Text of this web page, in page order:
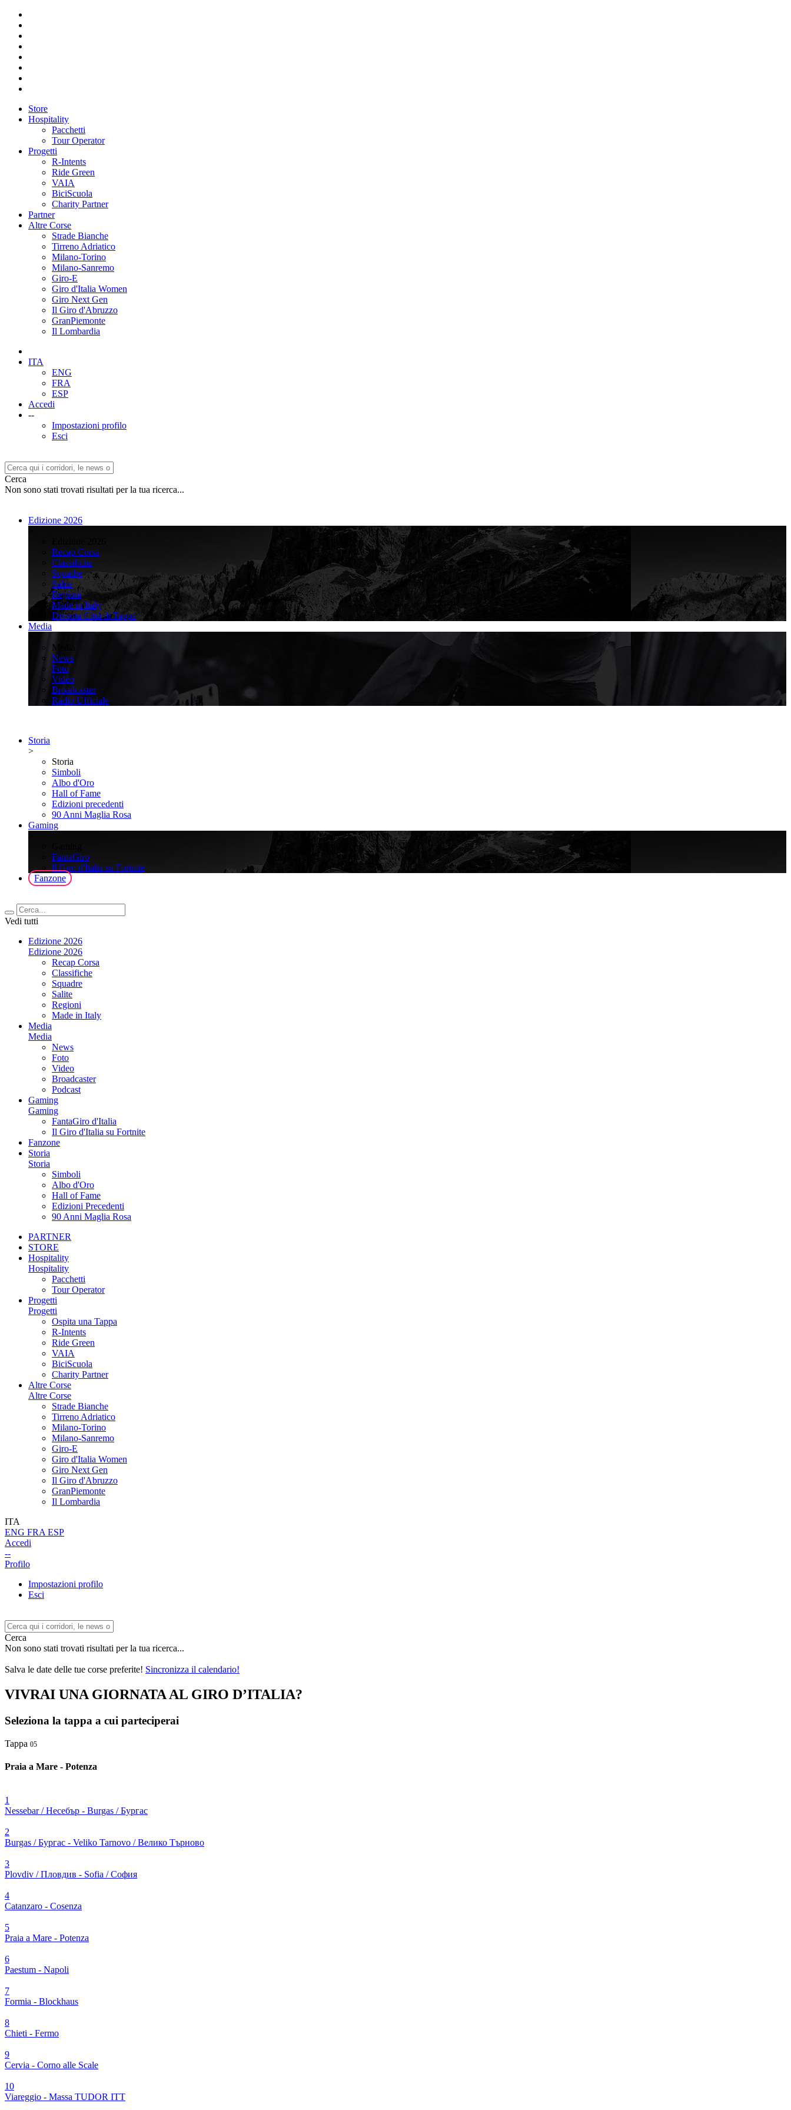
Store
Hospitality
Pacchetti
Tour Operator
Progetti
R-Intents
Ride Green
VAIA
BiciScuola
Charity Partner
Partner
Altre Corse
Strade Bianche
Tirreno Adriatico
Milano-Torino
Milano-Sanremo
Giro-E
Giro d'Italia Women
Giro Next Gen
Il Giro d'Abruzzo
GranPiemonte
Il Lombardia
ITA
ENG
FRA
ESP
Accedi
--
Impostazioni profilo
Esci
Cerca
Non sono stati trovati risultati per la tua ricerca...
Edizione 2026
Recap Corsa
Classifiche
Squadre
Salite
Regioni
Made in Italy
Diventa Città di Tappa
Media
Media
News
Foto
Video
Broadcaster
Radio Ufficiale
Storia
>
Storia
Simboli
Albo d'Oro
Hall of Fame
Edizioni precedenti
90 Anni Maglia Rosa
Gaming
FantaGiro
ll Giro d'Italia su Fortnite
Fanzone
Vedi tutti
Edizione 2026
Edizione 2026
Recap Corsa
Classifiche
Squadre
Salite
Regioni
Made in Italy
Media
Media
News
Foto
Video
Broadcaster
Podcast
Gaming
Gaming
FantaGiro d'Italia
Il Giro d'Italia su Fortnite
Fanzone
Storia
Storia
Simboli
Albo d'Oro
Hall of Fame
Edizioni Precedenti
90 Anni Maglia Rosa
PARTNER
STORE
Hospitality
Hospitality
Pacchetti
Tour Operator
Progetti
Progetti
Ospita una Tappa
R-Intents
Ride Green
VAIA
BiciScuola
Charity Partner
Altre Corse
Altre Corse
Strade Bianche
Tirreno Adriatico
Milano-Torino
Milano-Sanremo
Giro-E
Giro d'Italia Women
Giro Next Gen
Il Giro d'Abruzzo
GranPiemonte
Il Lombardia
ITA
ENG FRA ESP
Accedi
--
Profilo
Impostazioni profilo
Esci
Cerca
Non sono stati trovati risultati per la tua ricerca...
Salva le date delle tue corse preferite! Sincronizza il calendario!
VIVRAI UNA GIORNATA AL GIRO D’ITALIA?
Seleziona la tappa a cui parteciperai
Tappa 05
Praia a Mare - Potenza
1
Nessebar / Несебър - Burgas / Бургас
2
Burgas / Бургас - Veliko Tarnovo / Велико Търново
3
Plovdiv / Пловдив - Sofia / София
4
Catanzaro - Cosenza
5
Praia a Mare - Potenza
6
Paestum - Napoli
7
Formia - Blockhaus
8
Chieti - Fermo
9
Cervia - Corno alle Scale
10
Viareggio - Massa TUDOR ITT